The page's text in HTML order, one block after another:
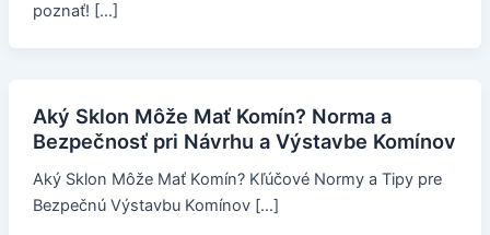
poznať! […]
Aký Sklon Môže Mať Komín? Norma a
Bezpečnosť pri Návrhu a Výstavbe Komínov
Aký Sklon Môže Mať Komín? Kľúčové Normy a Tipy pre
Bezpečnú Výstavbu Komínov […]